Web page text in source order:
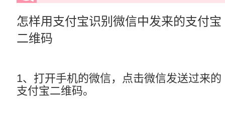
怎样用支付宝识别微信中发来的支付宝
二维码
1、打开手机的微信，点击微信发送过来的
支付宝二维码。